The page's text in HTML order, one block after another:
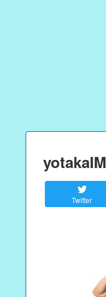
Twitter